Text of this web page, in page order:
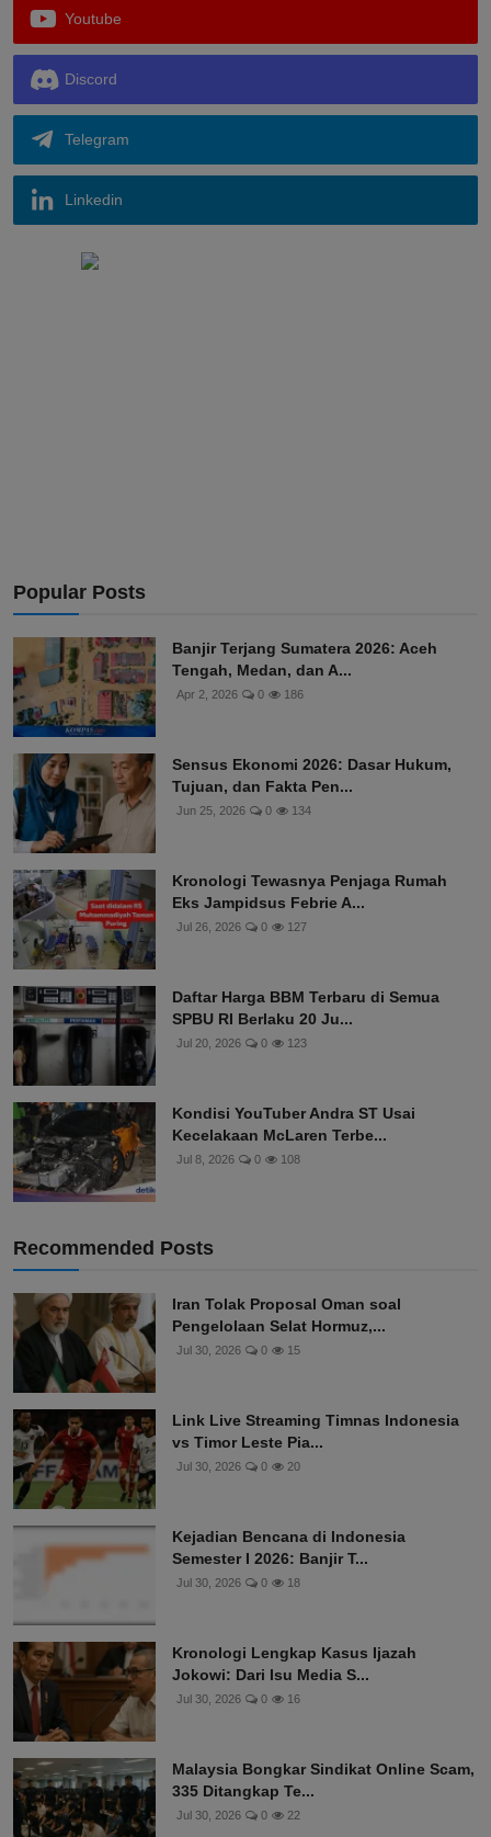
Youtube
Discord
Telegram
Linkedin
Popular Posts
Banjir Terjang Sumatera 2026: Aceh
Tengah, Medan, dan A...
Apr 2, 2026 0 186
Sensus Ekonomi 2026: Dasar Hukum,
Tujuan, dan Fakta Pen...
Jun 25, 2026 0 134
Kronologi Tewasnya Penjaga Rumah
Eks Jampidsus Febrie A...
Jul 26, 2026 0 127
Daftar Harga BBM Terbaru di Semua
SPBU RI Berlaku 20 Ju...
Jul 20, 2026 0 123
Kondisi YouTuber Andra ST Usai
Kecelakaan McLaren Terbe...
Jul 8, 2026 0 108
Recommended Posts
Iran Tolak Proposal Oman soal
Pengelolaan Selat Hormuz,...
Jul 30, 2026 0 15
Link Live Streaming Timnas Indonesia
vs Timor Leste Pia...
Jul 30, 2026 0 20
Kejadian Bencana di Indonesia
Semester I 2026: Banjir T...
Jul 30, 2026 0 18
Kronologi Lengkap Kasus Ijazah
Jokowi: Dari Isu Media S...
Jul 30, 2026 0 16
Malaysia Bongkar Sindikat Online Scam,
335 Ditangkap Te...
Jul 30, 2026 0 22